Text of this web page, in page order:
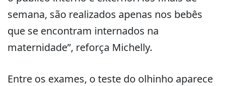
semana, são realizados apenas nos bebês
que se encontram internados na
maternidade”, reforça Michelly.
Entre os exames, o teste do olhinho aparece